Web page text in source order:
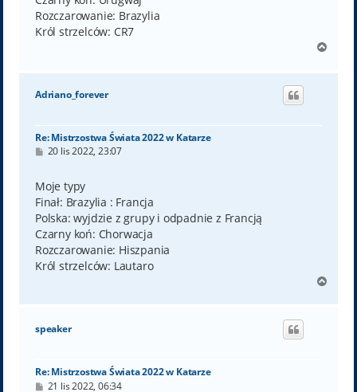
Rozczarowanie: Brazylia
Król strzelców: CR7
g
Adriano_forever
Re: Mistrzostwa Świata 2022 w Katarze
P
t
20 lis 2022, 23:07
Moje typy
Finał: Brazylia : Francja
Polska: wyjdzie z grupy i odpadnie z Francją
Czarny koń: Chorwacja
Rozczarowanie: Hiszpania
Król strzelców: Lautaro
g
speaker
Re: Mistrzostwa Świata 2022 w Katarze
P21 lis 2022, 06:34